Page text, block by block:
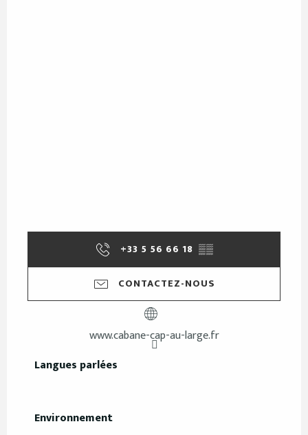
+33 5 56 66 18 ▒▒
CONTACTEZ-NOUS
www.cabane-cap-au-large.fr
Langues parlées
Langues parlées
Environnement
Environnement